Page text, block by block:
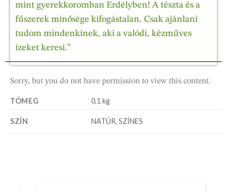
mint gyerekkoromban Erdélyben! A tészta és a
fűszerek minősége kifogástalan. Csak ajánlani
tudom mindenkinek, aki a valódi, kézműves
ízeket keresi.”
Sorry, but you do not have permission to view this content.
TÖMEG 0,1 kg
SZÍN NATÚR, SZÍNES